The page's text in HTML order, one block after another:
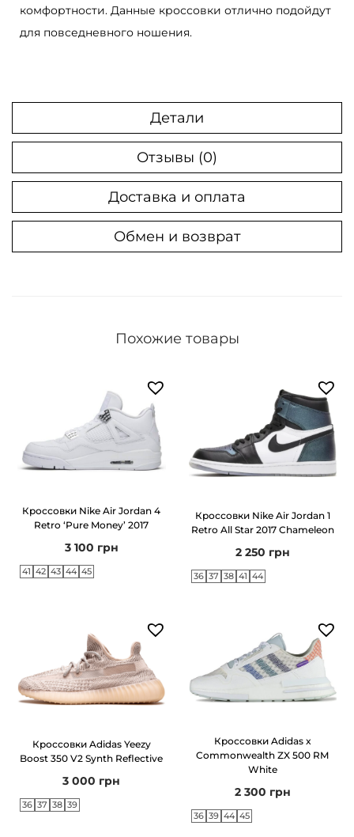
1
h
d
i
n
комфортности. Данные кроссовки отлично подойдут
для повседневного ношения.
Детали
Отзывы (0)
Доставка и оплата
Обмен и возврат
Похожие товары
Кроссовки Nike Air Jordan 4
Retro ‘Pure Money’ 2017
3 100 грн
41 42 43 44 45
Кроссовки Nike Air Jordan 1
Retro All Star 2017 Chameleon
2 250 грн
36 37 38 41 44
Кроссовки Adidas Yeezy
Boost 350 V2 Synth Reflective
3 000 грн
36 37 38 39
Кроссовки Adidas x
Commonwealth ZX 500 RM
White
2 300 грн
36 39 44 45